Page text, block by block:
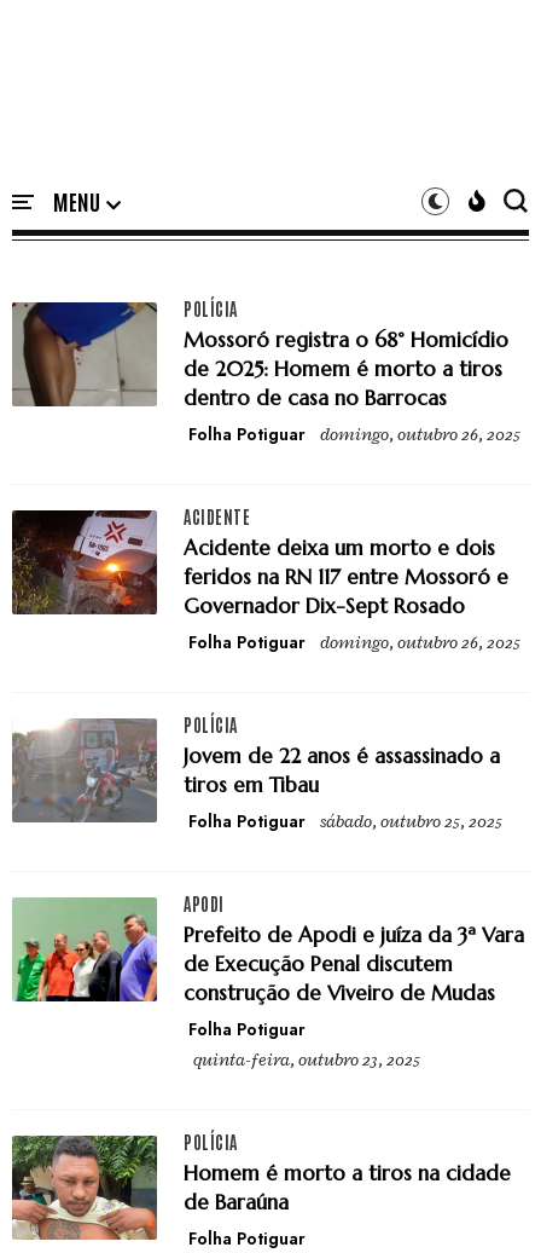
POLÍCIA
Mossoró registra o 68° Homicídio
de 2025: Homem é morto a tiros
dentro de casa no Barrocas
Folha Potiguar domingo, outubro 26, 2025
ACIDENTE
Acidente deixa um morto e dois
feridos na RN 117 entre Mossoró e
Governador Dix-Sept Rosado
Folha Potiguar domingo, outubro 26, 2025
POLÍCIA
Jovem de 22 anos é assassinado a
tiros em Tibau
Folha Potiguar sábado, outubro 25, 2025
APODI
Prefeito de Apodi e juíza da 3ª Vara
de Execução Penal discutem
construção de Viveiro de Mudas
Folha Potiguar
quinta-feira, outubro 23, 2025
POLÍCIA
Homem é morto a tiros na cidade
de Baraúna
Folha Potiguar